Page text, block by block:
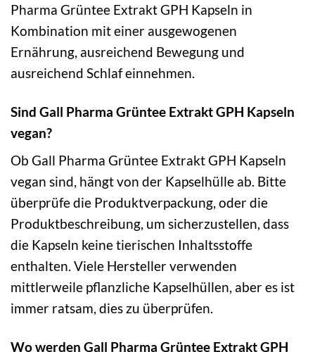
Pharma Grüntee Extrakt GPH Kapseln in
Kombination mit einer ausgewogenen
Ernährung, ausreichend Bewegung und
ausreichend Schlaf einnehmen.
Sind Gall Pharma Grüntee Extrakt GPH Kapseln
vegan?
Ob Gall Pharma Grüntee Extrakt GPH Kapseln
vegan sind, hängt von der Kapselhülle ab. Bitte
überprüfe die Produktverpackung, oder die
Produktbeschreibung, um sicherzustellen, dass
die Kapseln keine tierischen Inhaltsstoffe
enthalten. Viele Hersteller verwenden
mittlerweile pflanzliche Kapselhüllen, aber es ist
immer ratsam, dies zu überprüfen.
Wo werden Gall Pharma Grüntee Extrakt GPH